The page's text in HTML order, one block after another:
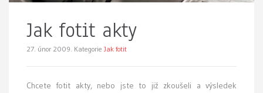
Jak fotit akty
27. únor 2009. Kategorie Jak fotit
Chcete fotit akty, nebo jste to již zkoušeli a výsledek